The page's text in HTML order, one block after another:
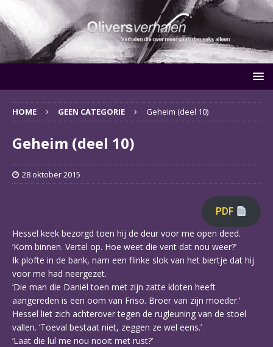
HOME GEEN CATEGORIE Geheim (deel 10)
Geheim (deel 10)
28 oktober 2015
PDF
Hessel keek bezorgd toen hij de deur voor me open deed.
‘Kom binnen. Vertel op. Hoe weet die vent dat nou weer?’
Ik plofte in de bank, nam een flinke slok van het biertje dat hij
voor me had neergezet.
‘Die man die Daniël toen met zijn zatte kloten heeft
aangereden is een oom van Friso. Broer van zijn moeder.’
Hessel liet zich achterover tegen de rugleuning van de stoel
vallen. ‘Toeval bestaat niet, zeggen ze wel eens.’
‘Laat die lul me nou nooit met rust?’